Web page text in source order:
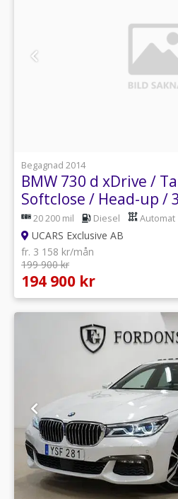
Begagnad 2014
BMW 730 d xDrive /
Softclose / Head-up /
20 200 mil Diesel Automat
UCARS Exclusive AB
fr. 3 158 kr/mån
199 900 kr
194 900 kr
1